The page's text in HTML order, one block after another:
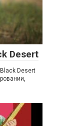
Desert
Desert